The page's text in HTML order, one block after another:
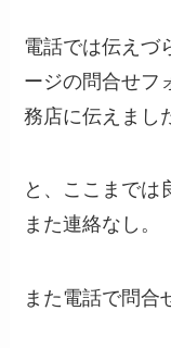
電話では伝えづ
ージの問合せフ
務店に伝えまし
と、ここまでは
また連絡なし。
また電話で問合